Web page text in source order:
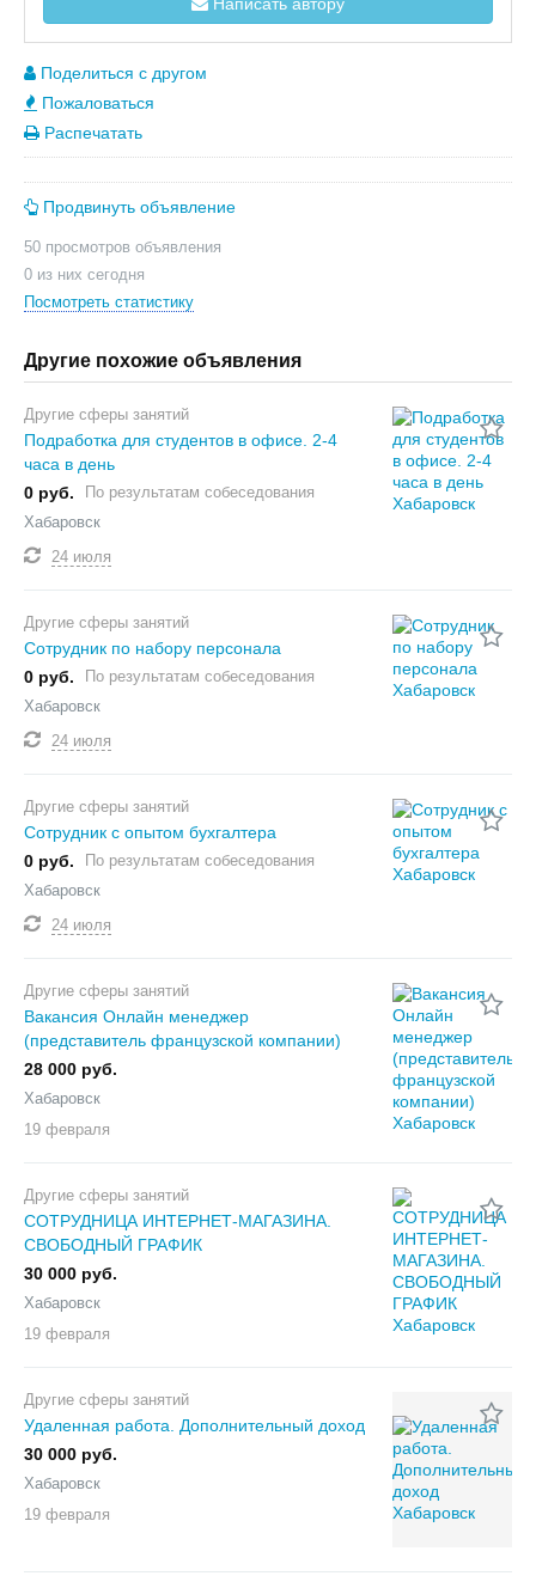
Поделиться с другом
Пожаловаться
Распечатать
Продвинуть объявление
50 просмотров объявления
0 из них сегодня
Посмотреть статистику
Другие похожие объявления
Другие сферы занятий
Подработка для студентов в офисе. 2-4
часа в день
0 руб.
По результатам собеседования
Хабаровск
24 июля
Другие сферы занятий
Сотрудник по набору персонала
0 руб.
По результатам собеседования
Хабаровск
24 июля
Другие сферы занятий
Сотрудник с опытом бухгалтера
0 руб.
По результатам собеседования
Хабаровск
24 июля
Другие сферы занятий
Вакансия Онлайн менеджер
(представитель французской компании)
28 000 руб.
Хабаровск
19 февраля
Другие сферы занятий
СОТРУДНИЦА ИНТЕРНЕТ-МАГАЗИНА.
СВОБОДНЫЙ ГРАФИК
30 000 руб.
Хабаровск
19 февраля
Другие сферы занятий
Удаленная работа. Дополнительный доход
30 000 руб.
Хабаровск
19 февраля